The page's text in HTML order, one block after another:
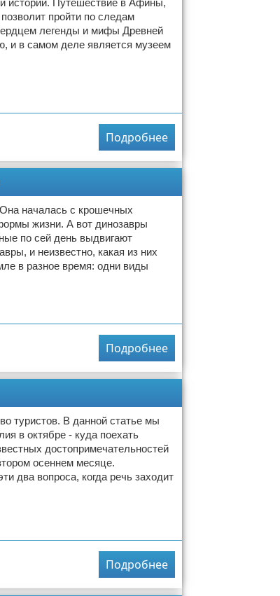
истории. Путешествие в Афины,
пройти по следам
легенды и мифы Древней
и в самом деле является музеем
Подробнее
началась с крошечных
жизни. А вот динозавры
по сей день выдвигают
и неизвестно, какая из них
в разное время: одни виды
Подробнее
туристов. В данной статье мы
в октябре - куда поехать
достопримечательностей
осеннем месяце.
два вопроса, когда речь заходит
Подробнее